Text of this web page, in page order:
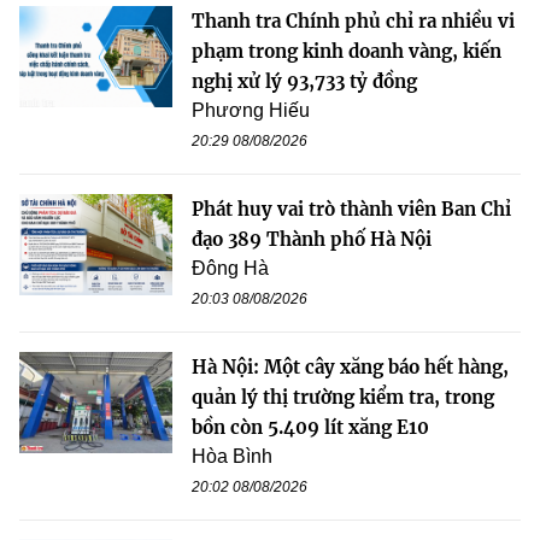
Thanh tra Chính phủ chỉ ra nhiều vi
phạm trong kinh doanh vàng, kiến
nghị xử lý 93,733 tỷ đồng
Phương Hiếu
20:29 08/08/2026
Phát huy vai trò thành viên Ban Chỉ
đạo 389 Thành phố Hà Nội
Đông Hà
20:03 08/08/2026
Hà Nội: Một cây xăng báo hết hàng,
quản lý thị trường kiểm tra, trong
bồn còn 5.409 lít xăng E10
Hòa Bình
20:02 08/08/2026